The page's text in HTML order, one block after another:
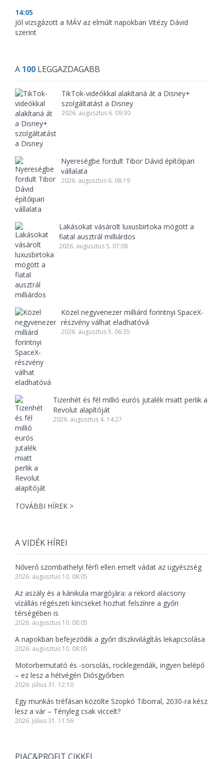
14:05
Jól vizsgázott a MÁV az elmúlt napokban Vitézy Dávid
szerint
A 100 LEGGAZDAGABB
TikTok-videókkal alakítaná át a Disney+
szolgáltatást a Disney
2026. augusztus 6. 09:30
Nyereségbe fordult Tibor Dávid építőipari
vállalata
2026. augusztus 6. 08:19
Lakásokat vásárolt luxusbirtoka mögött a
fiatal ausztrál milliárdos
2026. augusztus 5. 07:08
Közel negyvenezer milliárd forintnyi SpaceX-
részvény válhat eladhatóvá
2026. augusztus 5. 06:35
Tizenhét és fél millió eurós jutalék miatt perlik a
Revolut alapítóját
2026. augusztus 4. 14:27
TOVÁBBI HÍREK >
A VIDÉK HÍREI
Nőverő szombathelyi férfi ellen emelt vádat az ügyészség
2026. augusztus 10. 08:05
Az aszály és a kánikula margójára: a rekord alacsony
vízállás régészeti kincseket hozhat felszínre a győri
térségében is
2026. augusztus 10. 08:05
A napokban befejeződik a győri díszkivilágítás lekapcsolása
2026. augusztus 10. 08:05
Motorbemutató és -sorsolás, rocklegendák, ingyen belépő
– ez lesz a hétvégén Diósgyőrben
2026. július 31. 12:10
Egy munkás tréfásan közölte Szopkó Tiborral, 2030-ra kész
lesz a vár – Tényleg csak viccelt?
2026. július 31. 11:56
PIAC&PROFIT CIKKEI